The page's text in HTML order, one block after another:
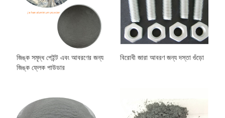
জিঙ্ক সমৃদ্ধ পেইন্ট এবং আবরণের জন্য
জিঙ্ক ফ্লেক পাউডার
বিরোধী জারা আবরণ জন্য দস্তা গুঁড়ো